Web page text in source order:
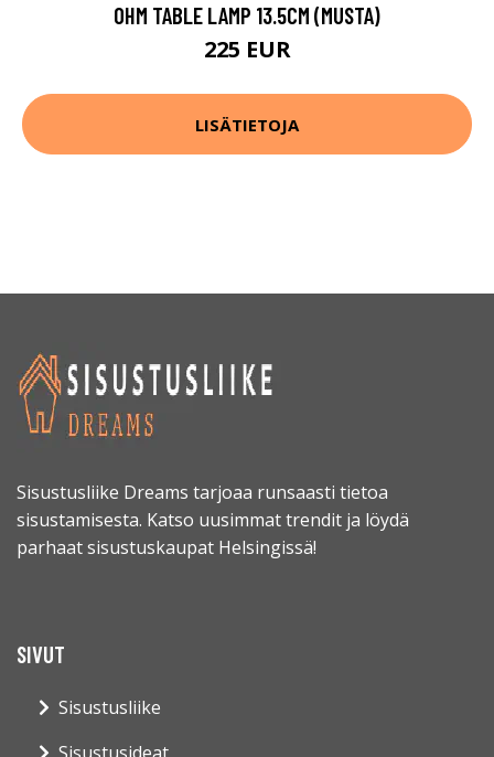
OHM TABLE LAMP 13.5CM (MUSTA)
225 EUR
LISÄTIETOJA
Sisustusliike Dreams tarjoaa runsaasti tietoa
sisustamisesta. Katso uusimmat trendit ja löydä
parhaat sisustuskaupat Helsingissä!
SIVUT
Sisustusliike